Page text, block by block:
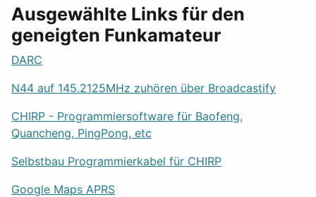
Ausgewählte Links für den
geneigten Funkamateur
DARC
N44 auf 145.2125MHz zuhören über Broadcastify
CHIRP - Programmiersoftware für Baofeng,
Quancheng, PingPong, etc
Selbstbau Programmierkabel für CHIRP
Google Maps APRS